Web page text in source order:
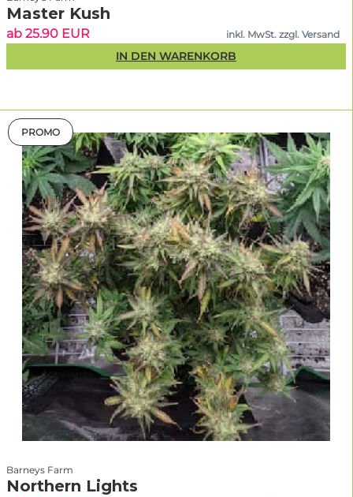
Master Kush
ab 25.90 EUR inkl. MwSt. zzgl. Versand
IN DEN WARENKORB
PROMO
Barneys Farm
Northern Lights